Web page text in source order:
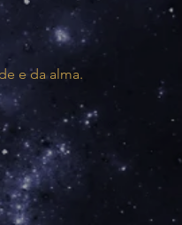
e da alma.